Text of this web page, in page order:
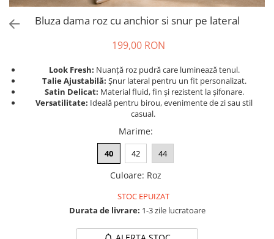
Bluza dama roz cu anchior si snur pe lateral
199,00 RON
Look Fresh: Nuanță roz pudră care luminează tenul.
Talie Ajustabilă: Șnur lateral pentru un fit personalizat.
Satin Delicat: Material fluid, fin și rezistent la șifonare.
Versatilitate: Ideală pentru birou, evenimente de zi sau stil
casual.
Marime:
40 42 44
Culoare: Roz
STOC EPUIZAT
Durata de livrare: 1-3 zile lucratoare